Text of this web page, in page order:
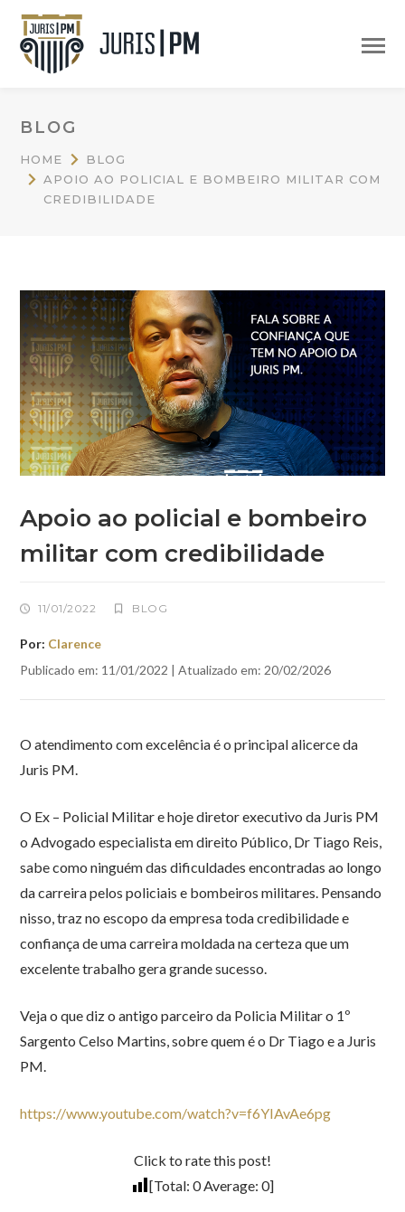
BLOG
HOME
BLOG
APOIO AO POLICIAL E BOMBEIRO MILITAR COM
CREDIBILIDADE
Apoio ao policial e bombeiro
militar com credibilidade
11/01/2022 BLOG
Por: Clarence
Publicado em: 11/01/2022 | Atualizado em: 20/02/2026
O atendimento com excelência é o principal alicerce da
Juris PM.
O Ex – Policial Militar e hoje diretor executivo da Juris PM
o Advogado especialista em direito Público, Dr Tiago Reis,
sabe como ninguém das dificuldades encontradas ao longo
da carreira pelos policiais e bombeiros militares. Pensando
nisso, traz no escopo da empresa toda credibilidade e
confiança de uma carreira moldada na certeza que um
excelente trabalho gera grande sucesso.
Veja o que diz o antigo parceiro da Policia Militar o 1º
Sargento Celso Martins, sobre quem é o Dr Tiago e a Juris
PM.
https://www.youtube.com/watch?v=f6YIAvAe6pg
Click to rate this post!
[Total: 0Average: 0]